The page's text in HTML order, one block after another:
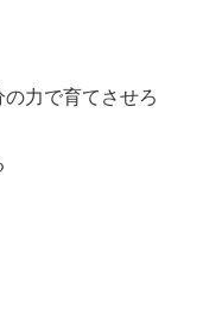
力で育てさせろ